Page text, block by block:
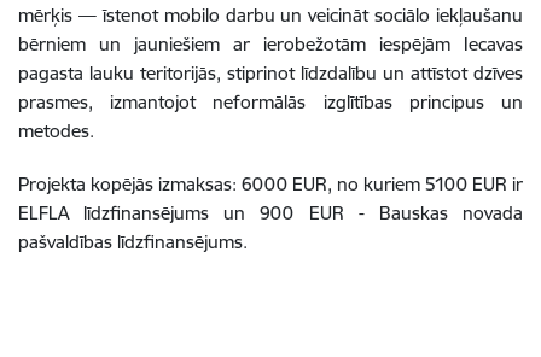
mērķis — īstenot mobilo darbu un veicināt sociālo iekļaušanu
bērniem un jauniešiem ar ierobežotām iespējām Iecavas
pagasta lauku teritorijās, stiprinot līdzdalību un attīstot dzīves
prasmes, izmantojot neformālās izglītības principus un
metodes.
Projekta kopējās izmaksas: 6000 EUR, no kuriem 5100 EUR ir
ELFLA līdzfinansējums un 900 EUR - Bauskas novada
pašvaldības līdzfinansējums.